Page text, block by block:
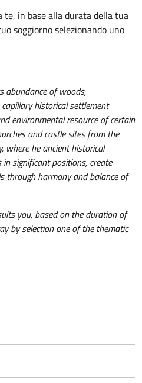
te, in base alla durata della tua
soggiorno selezionando uno
abundance of woods,
historical settlement
environmental resource of certain
and castle sites from the
where he ancient historical
significant positions, create
through harmony and balance of
you, based on the duration of
by selection one of the thematic